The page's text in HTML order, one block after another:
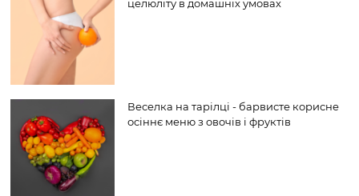
целюліту в домашніх умовах
Веселка на тарілці - барвисте корисне
осіннє меню з овочів і фруктів